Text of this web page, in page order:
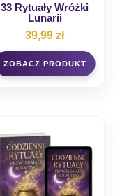
33 Rytuały Wróżki
Lunarii
39,99zł